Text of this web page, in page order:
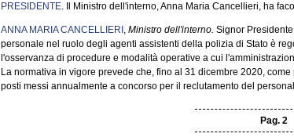
PRESIDENTE. Il Ministro dell'interno, Anna Maria Cancellieri, ha
ANNA MARIA CANCELLIERI , Ministro dell'interno. Signor
personale nel ruolo degli agenti assistenti della polizia di Stato è
l'osservanza di procedure e modalità operative a cui
La normativa in vigore prevede che, fino al 31 dicembre 2020,
posti messi annualmente a concorso per il reclutamento del
Pag. 2